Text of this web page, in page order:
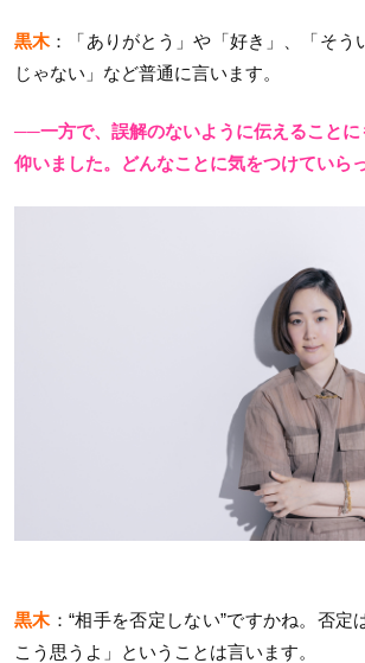
黒木：「ありがとう」や「好き」、「そう
じゃない」など普通に言います。
──一方で、誤解のないように伝えることに
仰いました。どんなことに気をつけていら
黒木：“相手を否定しない”ですかね。否定
こう思うよ」ということは言います。